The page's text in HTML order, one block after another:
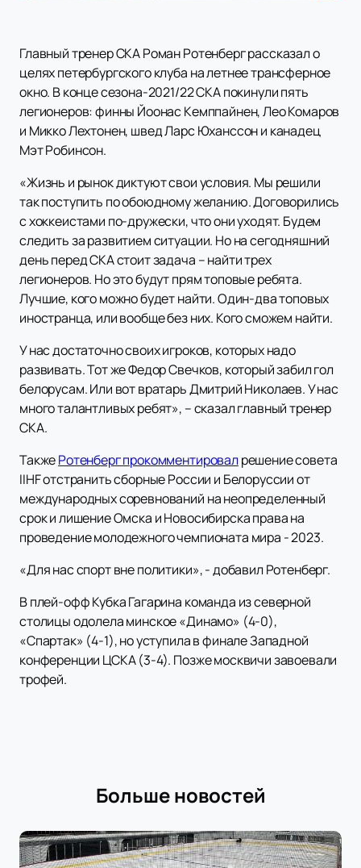
Главный тренер СКА Роман Ротенберг рассказал о
целях петербургского клуба на летнее трансферное
окно. В конце сезона-2021/22 СКА покинули пять
легионеров: финны Йоонас Кемппайнен, Лео Комаров
и Микко Лехтонен, швед Ларс Юханссон и канадец
Мэт Робинсон.
«Жизнь и рынок диктуют свои условия. Мы решили
так поступить по обоюдному желанию. Договорились
с хоккеистами по-дружески, что они уходят. Будем
следить за развитием ситуации. Но на сегодняшний
день перед СКА стоит задача – найти трех
легионеров. Но это будут прям топовые ребята.
Лучшие, кого можно будет найти. Один-два топовых
иностранца, или вообще без них. Кого сможем найти.
У нас достаточно своих игроков, которых надо
развивать. Тот же Федор Свечков, который забил гол
белорусам. Или вот вратарь Дмитрий Николаев. У нас
много талантливых ребят», – сказал главный тренер
СКА.
ТакжеРотенберг прокомментировалрешение совета
IIHF отстранить сборные России и Белоруссии от
международных соревнований на неопределенный
срок и лишение Омска и Новосибирска права на
проведение молодежного чемпионата мира - 2023.
«Для нас спорт вне политики», - добавил Ротенберг.
В плей-офф Кубка Гагарина команда из северной
столицы одолела минское «Динамо» (4-0),
«Спартак» (4-1), но уступила в финале Западной
конференции ЦСКА (3-4). Позже москвичи завоевали
трофей.
Больше новостей